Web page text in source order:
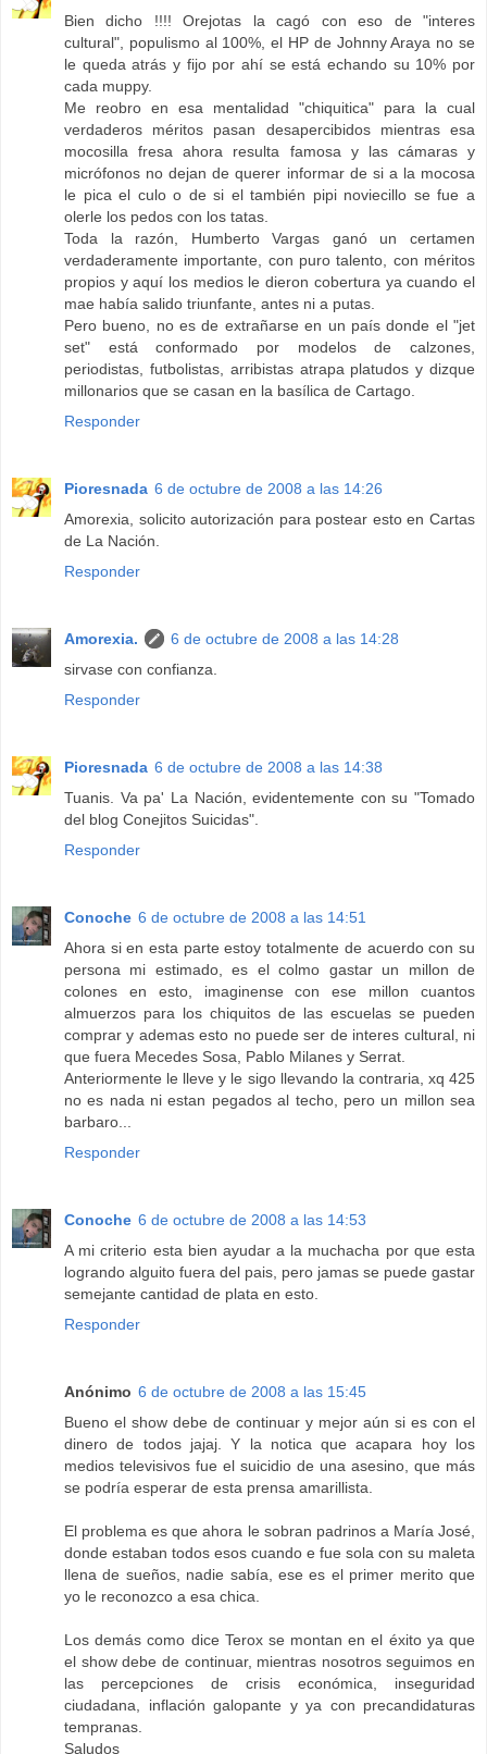
Bien dicho !!!! Orejotas la cagó con eso de "interes
cultural", populismo al 100%, el HP de Johnny Araya no se
le queda atrás y fijo por ahí se está echando su 10% por
cada muppy.
Me reobro en esa mentalidad "chiquitica" para la cual
verdaderos méritos pasan desapercibidos mientras esa
mocosilla fresa ahora resulta famosa y las cámaras y
micrófonos no dejan de querer informar de si a la mocosa
le pica el culo o de si el también pipi noviecillo se fue a
olerle los pedos con los tatas.
Toda la razón, Humberto Vargas ganó un certamen
verdaderamente importante, con puro talento, con méritos
propios y aquí los medios le dieron cobertura ya cuando el
mae había salido triunfante, antes ni a putas.
Pero bueno, no es de extrañarse en un país donde el "jet
set" está conformado por modelos de calzones,
periodistas, futbolistas, arribistas atrapa platudos y dizque
millonarios que se casan en la basílica de Cartago.
Responder
Pioresnada 6 de octubre de 2008 a las 14:26
Amorexia, solicito autorización para postear esto en Cartas
de La Nación.
Responder
Amorexia.
6 de octubre de 2008 a las 14:28
sirvase con confianza.
Responder
Pioresnada 6 de octubre de 2008 a las 14:38
Tuanis. Va pa' La Nación, evidentemente con su "Tomado
del blog Conejitos Suicidas".
Responder
Conoche 6 de octubre de 2008 a las 14:51
Ahora si en esta parte estoy totalmente de acuerdo con su
persona mi estimado, es el colmo gastar un millon de
colones en esto, imaginense con ese millon cuantos
almuerzos para los chiquitos de las escuelas se pueden
comprar y ademas esto no puede ser de interes cultural, ni
que fuera Mecedes Sosa, Pablo Milanes y Serrat.
Anteriormente le lleve y le sigo llevando la contraria, xq 425
no es nada ni estan pegados al techo, pero un millon sea
barbaro...
Responder
Conoche 6 de octubre de 2008 a las 14:53
A mi criterio esta bien ayudar a la muchacha por que esta
logrando alguito fuera del pais, pero jamas se puede gastar
semejante cantidad de plata en esto.
Responder
Anónimo 6 de octubre de 2008 a las 15:45
Bueno el show debe de continuar y mejor aún si es con el
dinero de todos jajaj. Y la notica que acapara hoy los
medios televisivos fue el suicidio de una asesino, que más
se podría esperar de esta prensa amarillista.
El problema es que ahora le sobran padrinos a María José,
donde estaban todos esos cuando e fue sola con su maleta
llena de sueños, nadie sabía, ese es el primer merito que
yo le reconozco a esa chica.
Los demás como dice Terox se montan en el éxito ya que
el show debe de continuar, mientras nosotros seguimos en
las percepciones de crisis económica, inseguridad
ciudadana, inflación galopante y ya con precandidaturas
tempranas.
Saludos